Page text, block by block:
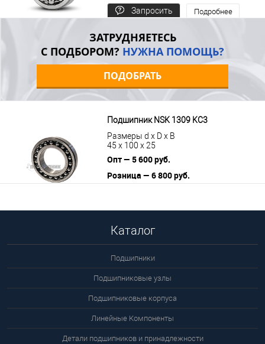
Запросить
Подробнее
ЗАТРУДНЯЕТЕСЬ
С ПОДБОРОМ? НУЖНА ПОМОЩЬ?
ПОДОБРАТЬ
Подшипник NSK 1309 KС3
Размеры d x D x B
45 x 100 x 25
Опт — 5 600 руб.
Розница — 6 800 руб.
Каталог
Подшипники
Подшипниковые узлы
Подшипниковые корпуса
Линейные Компоненты
Детали подшипников и принадлежности